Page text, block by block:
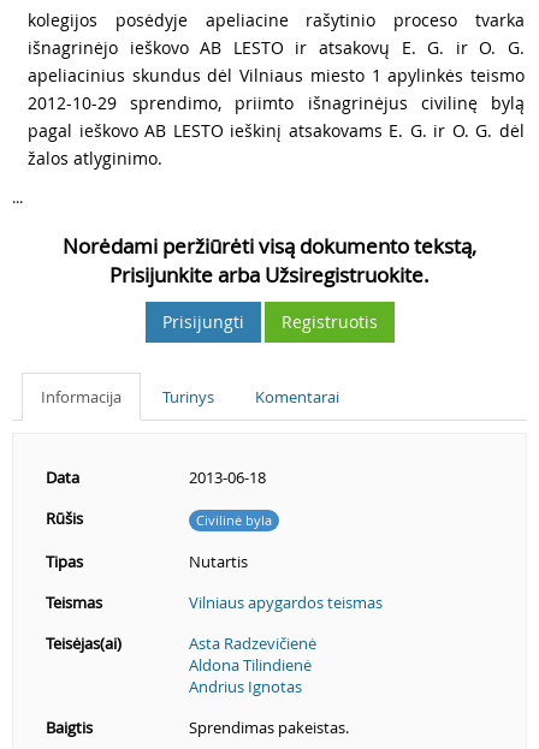
kolegijos posėdyje apeliacine rašytinio proceso tvarka
išnagrinėjo ieškovo AB LESTO ir atsakovų E. G. ir O. G.
apeliacinius skundus dėl Vilniaus miesto 1 apylinkės teismo
2012-10-29 sprendimo, priimto išnagrinėjus civilinę bylą
pagal ieškovo AB LESTO ieškinį atsakovams E. G. ir O. G. dėl
žalos atlyginimo.
...
Norėdami peržiūrėti visą dokumento tekstą,
Prisijunkite arba Užsiregistruokite.
Prisijungti Registruotis
Informacija Turinys Komentarai
Data
2013-06-18
Rūšis
Civilinė byla
Tipas
Nutartis
Teismas
Vilniaus apygardos teismas
Teisėjas(ai)
Asta Radzevičienė
Aldona Tilindienė
Andrius Ignotas
Baigtis
Sprendimas pakeistas.